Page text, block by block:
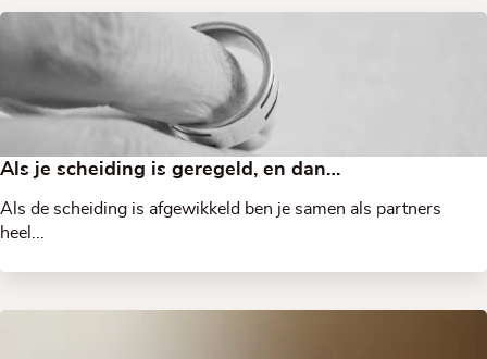
Als je scheiding is geregeld, en dan…
Als de scheiding is afgewikkeld ben je samen als partners
heel...